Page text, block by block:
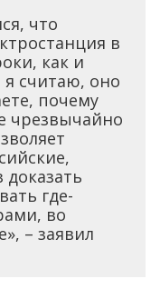
что
в
как и
считаю, оно
почему
чрезвычайно
где-
во
– заявил